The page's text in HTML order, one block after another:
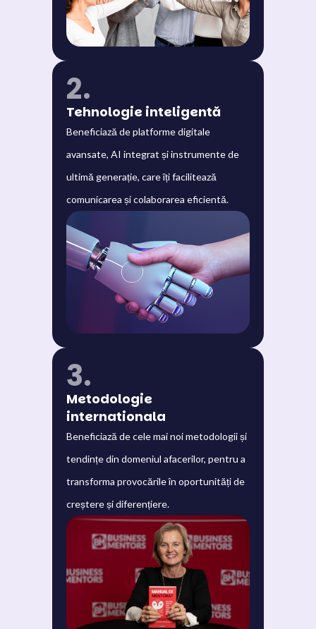
2.
Tehnologie inteligentă
Beneficiază de platforme digitale
avansate, AI integrat și instrumente de
ultimă generație, care îți facilitează
comunicarea și colaborarea eficientă.
3.
Metodologie
internationala
Beneficiază de cele mai noi metodologii și
tendințe din domeniul afacerilor, pentru a
transforma provocările în oportunități de
creștere și diferențiere.